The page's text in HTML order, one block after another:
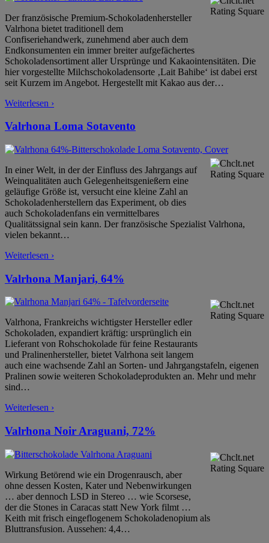
Der französische Premium-Schokoladenhersteller
Valrhona bietet traditionell dem
Confiseriehandwerk, zunehmend aber auch dem
Endkonsumenten ein immer breiter aufgefächertes
Schokoladensortiment aller Ursprünge und Kakaointensitäten. Die
hier vorgestellte Milchschokoladensorte ‚Lait Bahibe‘ ist dabei erst
seit Kurzem im Angebot. Hergestellt mit Kakao aus der…
Weiterlesen ›
Valrhona Loma Sotavento
In einer Welt, in der der Einfluss des Jahrgangs auf
Weinqualitäten auch Gelegenheitsgenießern eine
geläufige Größe ist, versucht eine kleine Zahl an
Schokoladenherstellern das Experiment, ob dies
auch Schokoladenfans ein vermittelbares
Qualitätssignal sein kann. Der französische Spezialist Valrhona,
vielen bekannt…
Weiterlesen ›
Valrhona Manjari, 64%
Valrhona, Frankreichs wichtigster Hersteller edler
Schokoladen, expandiert kräftig: ursprünglich ein
Lieferant von Rohschokolade für feine Restaurants
und Pralinenhersteller, bietet Valrhona seit langem
auch eine wachsende Zahl an Sorten- und Jahrgangstafeln, eigenen
Pralinen sowie weiteren Schokoladeprodukten an. Mehr und mehr
sind…
Weiterlesen ›
Valrhona Noir Araguani, 72%
Wirkung Betörend wie ein Drogenrausch, aber
ohne dessen Kosten, Kater und Nebenwirkungen
… aber dennoch LSD in Stereo … wie Scorsese,
der die Stones in Caracas statt New York filmt …
Keith mit frisch eingeflogenem Schokoladenopium als
Bluttransfusion. Aussehen: 4,4…